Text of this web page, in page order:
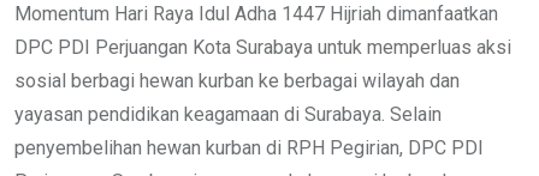
Momentum Hari Raya Idul Adha 1447 Hijriah dimanfaatkan
DPC PDI Perjuangan Kota Surabaya untuk memperluas aksi
sosial berbagi hewan kurban ke berbagai wilayah dan
yayasan pendidikan keagamaan di Surabaya. Selain
penyembelihan hewan kurban di RPH Pegirian, DPC PDI